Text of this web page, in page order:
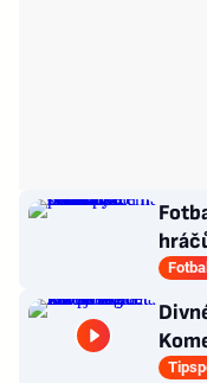
Fotbal